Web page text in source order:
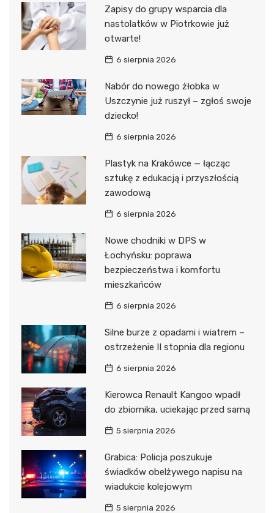
Zapisy do grupy wsparcia dla
nastolatków w Piotrkowie już
otwarte!
6 sierpnia 2026
Nabór do nowego żłobka w
Uszczynie już ruszył – zgłoś swoje
dziecko!
6 sierpnia 2026
Plastyk na Krakówce — łącząc
sztukę z edukacją i przyszłością
zawodową
6 sierpnia 2026
Nowe chodniki w DPS w
Łochyńsku: poprawa
bezpieczeństwa i komfortu
mieszkańców
6 sierpnia 2026
Silne burze z opadami i wiatrem –
ostrzeżenie II stopnia dla regionu
6 sierpnia 2026
Kierowca Renault Kangoo wpadł
do zbiornika, uciekając przed sarną
5 sierpnia 2026
Grabica: Policja poszukuje
świadków obelżywego napisu na
wiadukcie kolejowym
5 sierpnia 2026